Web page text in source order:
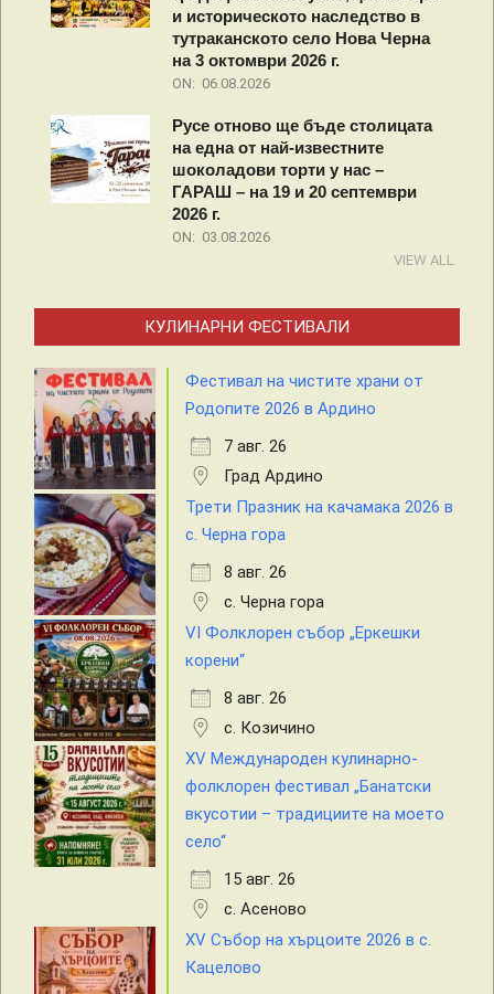
и историческото наследство в
тутраканското село Нова Черна
на 3 октомври 2026 г.
ON: 06.08.2026
Русе отново ще бъде столицата
на една от най-известните
шоколадови торти у нас –
ГАРАШ – на 19 и 20 септември
2026 г.
ON: 03.08.2026
VIEW ALL
КУЛИНАРНИ ФЕСТИВАЛИ
Фестивал на чистите храни от
Родопите 2026 в Ардино
7 авг. 26
Град Ардино
Трети Празник на качамака 2026 в
с. Черна гора
8 авг. 26
с. Черна гора
VI Фолклорен събор „Еркешки
корени“
8 авг. 26
с. Козичино
XV Международен кулинарно-
фолклорен фестивал „Банатски
вкусотии – традициите на моето
село“
15 авг. 26
с. Асеново
XV Събор на хърцоите 2026 в с.
Кацелово